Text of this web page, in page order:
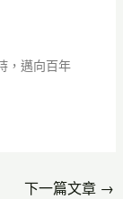
，邁向百年
下一篇文章 →